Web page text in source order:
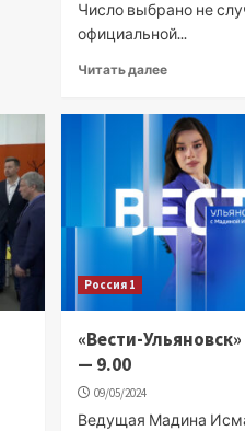
Число выбрано не
официальной...
Читать далее
Россия 1
«Вести-
— 9.00
09/05/2024
Ведущая Мадина